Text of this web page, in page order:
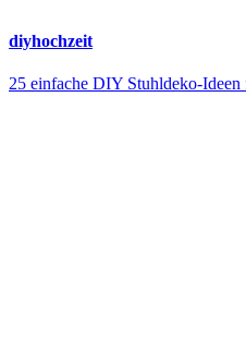
diyhochzeit
25 einfache DIY Stuhldeko-